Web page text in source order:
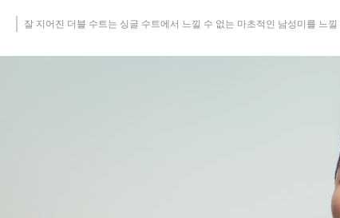
잘 지어진 더블 수트는 싱글 수트에서 느낄 수 없는 마초적인 남성미를 느